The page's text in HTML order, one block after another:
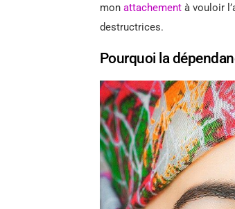
mon attachement à vouloir
destructrices.
Pourquoi la